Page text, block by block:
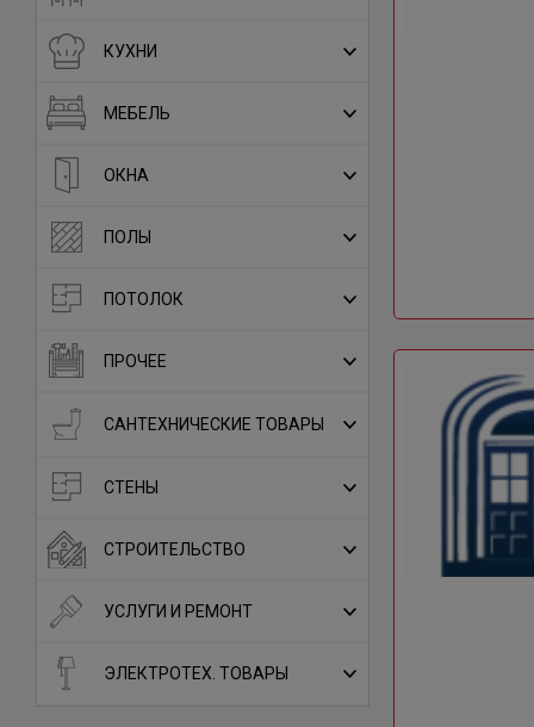
КУХНИ
МЕБЕЛЬ
ОКНА
ПОЛЫ
ПОТОЛОК
ПРОЧЕЕ
САНТЕХНИЧЕСКИЕ ТОВАРЫ
СТЕНЫ
СТРОИТЕЛЬСТВО
УСЛУГИ И РЕМОНТ
ЭЛЕКТРОТЕХ. ТОВАРЫ